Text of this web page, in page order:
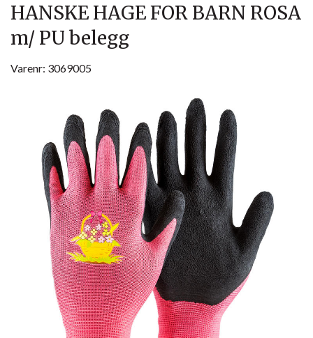
HANSKE HAGE FOR BARN ROSA
m/ PU belegg
Varenr: 3069005